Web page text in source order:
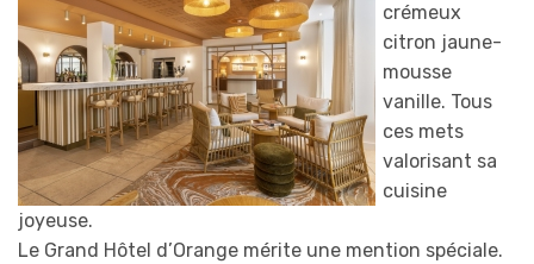
crémeux
citron jaune-
mousse
vanille. Tous
ces mets
valorisant sa
cuisine
joyeuse.
Le Grand Hôtel d’Orange mérite une mention spéciale.